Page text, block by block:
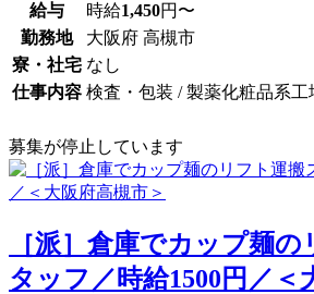
給与 時給1,450円〜
勤務地
大阪府 高槻市
寮・社宅 なし
仕事内容 検査・包装 / 製薬化粧品系工
募集が停止しています
［派］倉庫でカップ麺
タッフ／時給1500円／＜